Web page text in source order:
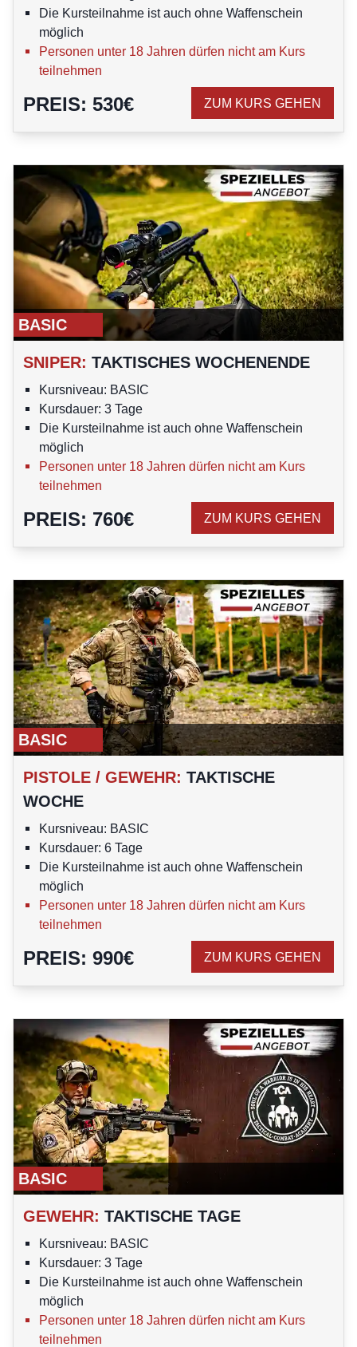
Die Kursteilnahme ist auch ohne Waffenschein
möglich
Personen unter 18 Jahren dürfen nicht am Kurs
teilnehmen
PREIS: 530€ ZUM KURS GEHEN
BASIC
SNIPER: TAKTISCHES WOCHENENDE
Kursniveau: BASIC
Kursdauer: 3 Tage
Die Kursteilnahme ist auch ohne Waffenschein
möglich
Personen unter 18 Jahren dürfen nicht am Kurs
teilnehmen
PREIS: 760€ ZUM KURS GEHEN
BASIC
PISTOLE / GEWEHR: TAKTISCHE
WOCHE
Kursniveau: BASIC
Kursdauer: 6 Tage
Die Kursteilnahme ist auch ohne Waffenschein
möglich
Personen unter 18 Jahren dürfen nicht am Kurs
teilnehmen
PREIS: 990€ ZUM KURS GEHEN
BASIC
GEWEHR: TAKTISCHE TAGE
Kursniveau: BASIC
Kursdauer: 3 Tage
Die Kursteilnahme ist auch ohne Waffenschein
möglich
Personen unter 18 Jahren dürfen nicht am Kurs
teilnehmen